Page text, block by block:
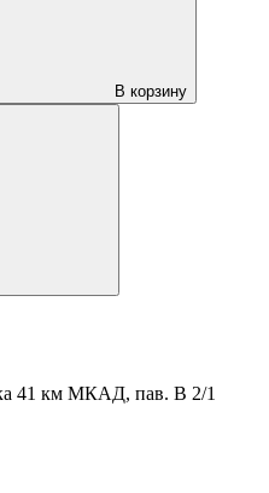
В корзину
41 км МКАД, пав. В 2/1